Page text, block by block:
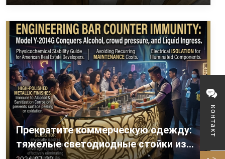
контакт
нержавеющей стали для заведений
Прекратите коммерческую одежду:
тяжелые светодиодные стойки из